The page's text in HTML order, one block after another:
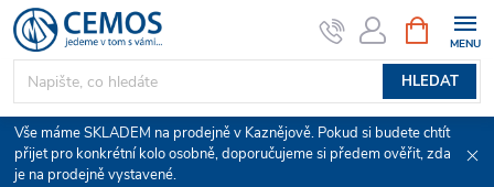
Přejít
na
obsah
HLEDAT
NÁKUPNÍ
KOŠÍK
Vše máme SKLADEM na prodejně v Kaznějově. Pokud si budete chtít
přijet pro konkrétní kolo osobně, doporučujeme si předem ověřit, zda
je na prodejně vystavené.